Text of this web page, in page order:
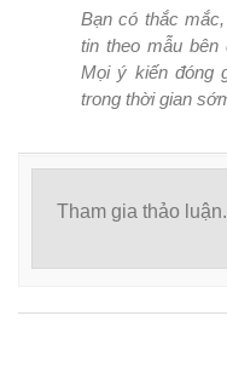
Bạn có thắc
tin theo mẫu
Mọi ý kiến đóng
trong thời gian